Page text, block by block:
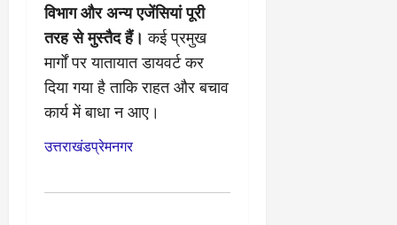
विभाग और अन्य एजेंसियां पूरी
तरह से मुस्तैद हैं। कई प्रमुख
मार्गों पर यातायात डायवर्ट कर
दिया गया है ताकि राहत और बचाव
कार्य में बाधा न आए।
उत्तराखंडप्रेमनगर